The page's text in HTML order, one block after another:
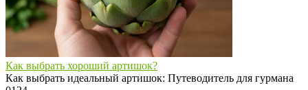
Как выбрать хороший артишок?
Как выбрать идеальный артишок: Путеводитель для гурмана